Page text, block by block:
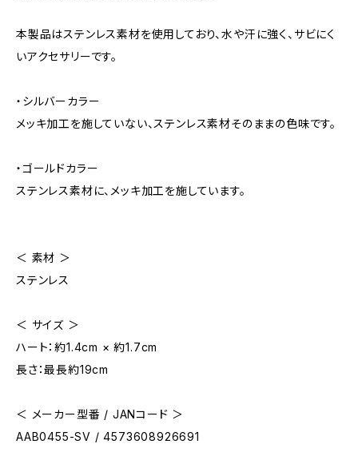
本製品はステンレス素材を使用しており、水や汗に強く、サビにく
いアクセサリーです。
・シルバーカラー
メッキ加工を施していない、ステンレス素材そのままの色味です。
・ゴールドカラー
ステンレス素材に、メッキ加工を施しています。
＜ 素材 ＞
ステンレス
＜ サイズ ＞
ハート：約1.4cm × 約1.7cm
長さ：最長約19cm
＜ メーカー型番 / JANコード ＞
AAB0455-SV / 4573608926691